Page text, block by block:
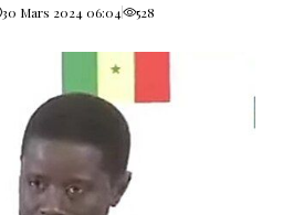
30 Mars 2024 06:04 528